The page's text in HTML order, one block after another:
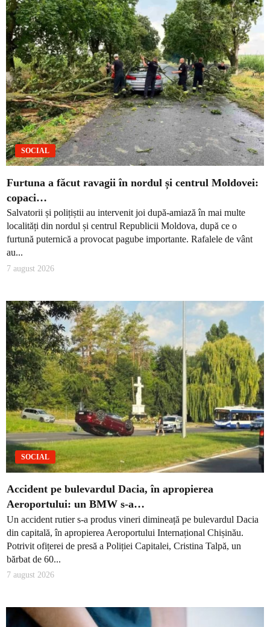
SOCIAL
Furtuna a făcut ravagii în nordul și centrul Moldovei:
copaci…
Salvatorii și polițiștii au intervenit joi după-amiază în mai multe
localități din nordul și centrul Republicii Moldova, după ce o
furtună puternică a provocat pagube importante. Rafalele de vânt
au...
7 august 2026
SOCIAL
Accident pe bulevardul Dacia, în apropierea
Aeroportului: un BMW s-a…
Un accident rutier s-a produs vineri dimineață pe bulevardul Dacia
din capitală, în apropierea Aeroportului Internațional Chișinău.
Potrivit ofițerei de presă a Poliției Capitalei, Cristina Talpă, un
bărbat de 60...
7 august 2026